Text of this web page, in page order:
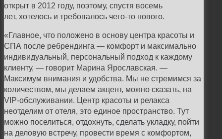
открыт в 2012 году, поэтому, спустя восемь
лет, хотелось и требовалось чего-то нового.
«Главное, что положено в основу центра красоты и
СПА после ребрендинга — комфорт и максимально
индивидуальный, персональный подход к каждому
клиенту, — говорит Марина Ярославская. —
Максимум внимания и удобства. Мы не стремимся за
количеством, мы делаем акцент, можно сказать, на
VIP-обслуживании. Центр красоты и релакса
неотделим от отеля, это единое пространство. Тут
можно поселиться, отдохнуть, сделать укладку, пойти
на деловую встречу, провести время с комфортом,